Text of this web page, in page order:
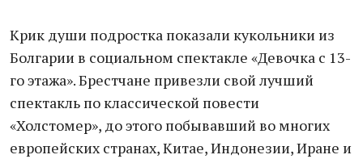
Крик души подростка показали кукольники из
Болгарии в социальном спектакле «Девочка с 13-
го этажа». Брестчане привезли свой лучший
спектакль по классической повести
«Холстомер», до этого побывавший во многих
европейских странах, Китае, Индонезии, Иране и